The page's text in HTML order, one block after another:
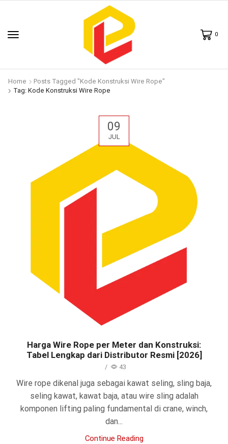
0
Home
Posts Tagged "Kode Konstruksi Wire Rope"
Tag: Kode Konstruksi Wire Rope
09
JUL
Harga Wire Rope per Meter dan Konstruksi:
Tabel Lengkap dari Distributor Resmi [2026]
/ 43
Wire rope dikenal juga sebagai kawat seling, sling baja,
seling kawat, kawat baja, atau wire sling adalah
komponen lifting paling fundamental di crane, winch,
dan...
Continue Reading